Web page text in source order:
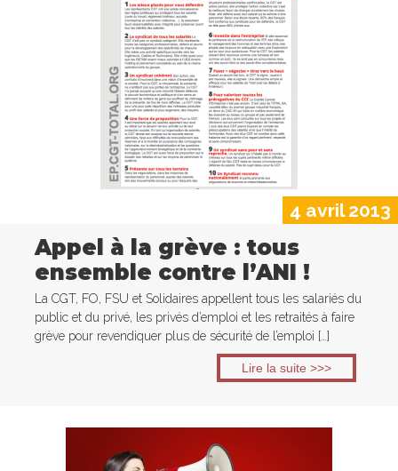
4 avril 2013
Appel à la grève : tous
ensemble contre l’ANI !
La CGT, FO, FSU et Solidaires appellent tous les salariés du
public et du privé, les privés d’emploi et les retraités à faire
grève pour revendiquer plus de sécurité de l’emploi […]
Lire la suite >>>